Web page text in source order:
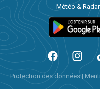
Météo &
Protection des données|